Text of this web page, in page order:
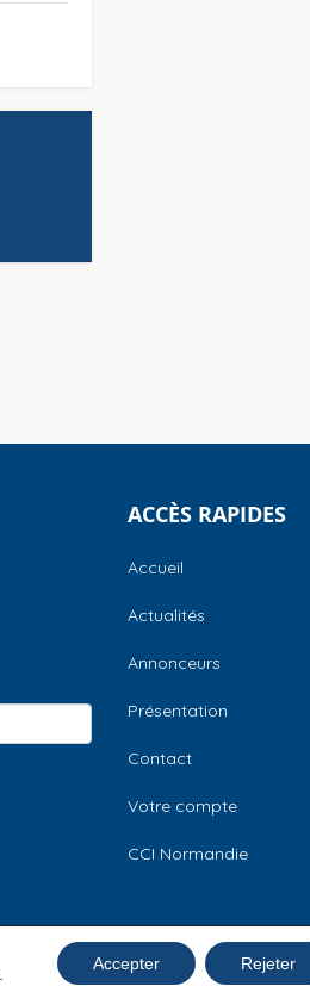
ACCÈS RAPIDES
Accueil
Actualités
Annonceurs
Présentation
Contact
Votre compte
CCI Normandie
Accepter Rejeter